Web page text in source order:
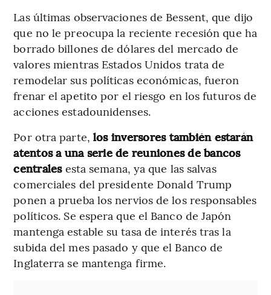
Las últimas observaciones de Bessent, que dijo
que no le preocupa la reciente recesión que ha
borrado billones de dólares del mercado de
valores mientras Estados Unidos trata de
remodelar sus políticas económicas, fueron
frenar el apetito por el riesgo en los futuros de
acciones estadounidenses.
Por otra parte, los inversores también estarán
atentos a una serie de reuniones de bancos
centralesesta semana, ya que las salvas
comerciales del presidente Donald Trump
ponen a prueba los nervios de los responsables
políticos. Se espera que el Banco de Japón
mantenga estable su tasa de interés tras la
subida del mes pasado y que el Banco de
Inglaterra se mantenga firme.